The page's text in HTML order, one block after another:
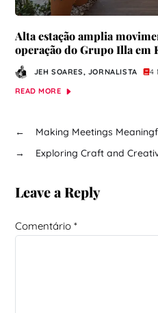
Alta estação amplia
operação do Grupo Illa em
JEH SOARES, JORNALISTA
4
READ MORE
←
Making Meetings
→
Exploring Craft and
Leave a Reply
Comentário *